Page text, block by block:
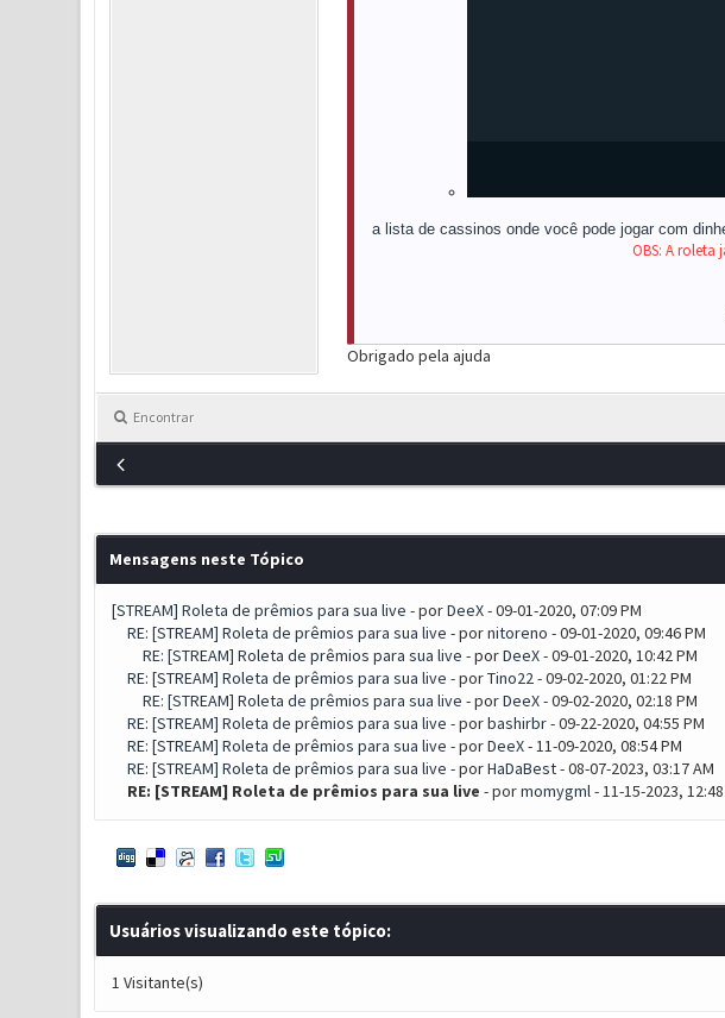
a lista de cassinos onde você pode jogar com
OBS: A
Obrigado pela ajuda
Encontrar
Mensagens neste Tópico
[STREAM] Roleta de prêmios para sua live - porDeeX- 09-01-2020, 07:09 PM
RE: [STREAM] Roleta de prêmios para sua live - pornitoreno - 09-01-2020, 09:46 PM
RE: [STREAM] Roleta de prêmios para sua live - porDeeX- 09-01-2020, 10:42 PM
RE: [STREAM] Roleta de prêmios para sua live - porTino22- 09-02-2020, 01:22 PM
RE: [STREAM] Roleta de prêmios para sua live - porDeeX- 09-02-2020, 02:18 PM
RE: [STREAM] Roleta de prêmios para sua live - porbashirbr- 09-22-2020, 04:55 PM
RE: [STREAM] Roleta de prêmios para sua live - porDeeX- 11-09-2020, 08:54 PM
RE: [STREAM] Roleta de prêmios para sua live - porHaDaBest- 08-07-2023, 03:17 AM
RE: [STREAM] Roleta de prêmios para sua live - pormomygml- 11-15-2023, 12:48
Usuários visualizando este tópico:
1 Visitante(s)